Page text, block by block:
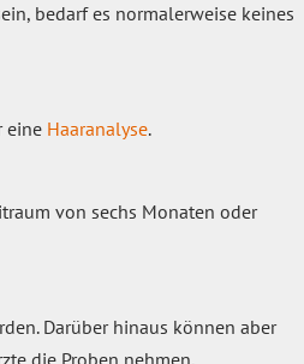
bedarf es normalerweise keines
eine Haaranalyse.
von sechs Monaten oder
Darüber hinaus können aber
die Proben nehmen.